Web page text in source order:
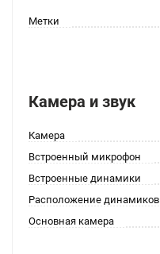
Метки
Камера и звук
Камера
Встроенный микрофон
Встроенные динамики
Расположение динамиков
Основная камера